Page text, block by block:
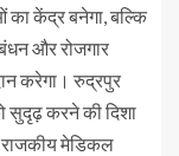
का केंद्र बनेगा, बल्कि
और रोजगार
करेगा। रुद्रपुर
सुदृढ़ करने की दिशा
राजकीय मेडिकल